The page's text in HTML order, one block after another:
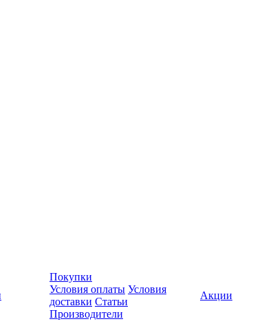
Покупки
Условия оплаты Условия
доставки Статьи
Производители
Акции